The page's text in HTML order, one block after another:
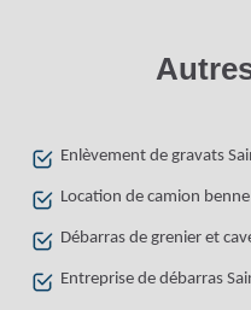
Enlèvement de gravats
Location de camion
Débarras de grenier et
Entreprise de débarras